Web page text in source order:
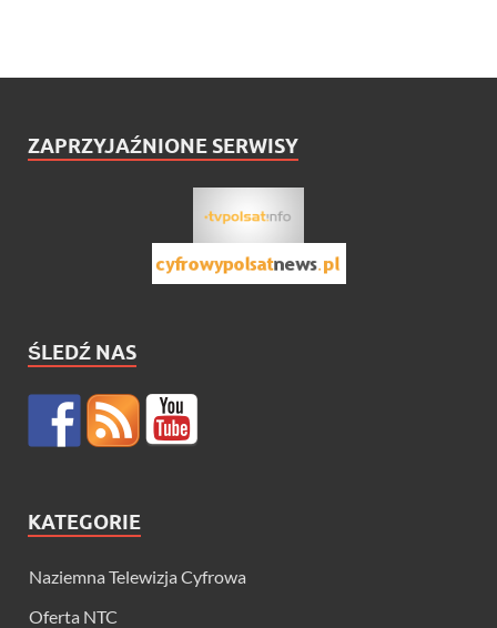
ZAPRZYJAŹNIONE SERWISY
ŚLEDŹ NAS
KATEGORIE
Naziemna Telewizja Cyfrowa
Oferta NTC